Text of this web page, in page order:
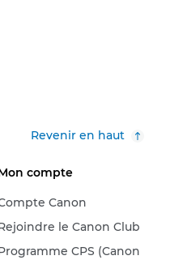
Revenir en haut
compte
Canon
le Canon Club
CPS (Canon